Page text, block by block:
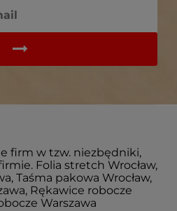
firm w tzw. niezbędniki,
Folia stretch Wrocław,
Taśma pakowa Wrocław,
Rękawice robocze
Warszawa